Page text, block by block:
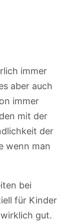
immer
aber auch
immer
mit der
der
wenn man
bei
für Kinder
gut.